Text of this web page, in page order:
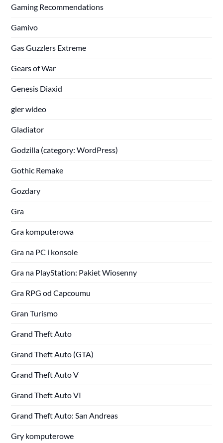
Gaming Recommendations
Gamivo
Gas Guzzlers Extreme
Gears of War
Genesis Diaxid
gier wideo
Gladiator
Godzilla (category: WordPress)
Gothic Remake
Gozdary
Gra
Gra komputerowa
Gra na PC i konsole
Gra na PlayStation: Pakiet Wiosenny
Gra RPG od Capcoumu
Gran Turismo
Grand Theft Auto
Grand Theft Auto (GTA)
Grand Theft Auto V
Grand Theft Auto VI
Grand Theft Auto: San Andreas
Gry komputerowe